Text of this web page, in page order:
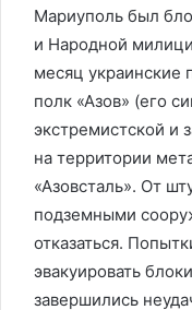
Мариуполь был
и Народной
месяц украинские
полк «Азов» (его
экстремистской и
на территории
«Азовсталь». От
подземными
отказаться.
эвакуировать
завершились